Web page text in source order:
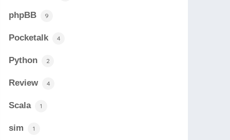
phpBB 9
Pocketalk 4
Python 2
Review 4
Scala 1
sim 1